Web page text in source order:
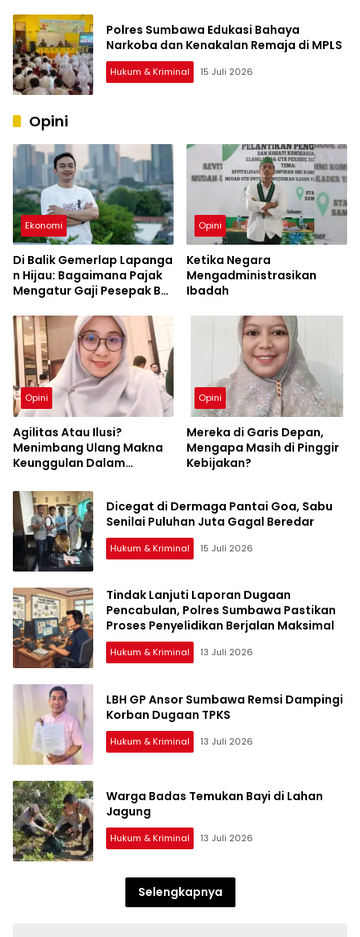
Polres Sumbawa Edukasi Bahaya
Narkoba dan Kenakalan Remaja di MPLS
Hukum & Kriminal 15 Juli 2026
Opini
Ekonomi
Di Balik Gemerlap Lapanga
n Hijau: Bagaimana Pajak
Mengatur Gaji Pesepak Bol
Opini
Ketika Negara
Mengadministrasikan
Ibadah
Opini
Agilitas Atau Ilusi?
Menimbang Ulang Makna
Keunggulan Dalam
Opini
Mereka di Garis Depan,
Mengapa Masih di Pinggir
Kebijakan?
Dicegat di Dermaga Pantai Goa, Sabu
Senilai Puluhan Juta Gagal Beredar
Hukum & Kriminal 15 Juli 2026
Tindak Lanjuti Laporan Dugaan
Pencabulan, Polres Sumbawa Pastikan
Proses Penyelidikan Berjalan Maksimal
Hukum & Kriminal 13 Juli 2026
LBH GP Ansor Sumbawa Remsi Dampingi
Korban Dugaan TPKS
Hukum & Kriminal 13 Juli 2026
Warga Badas Temukan Bayi di Lahan
Jagung
Hukum & Kriminal 13 Juli 2026
Selengkapnya